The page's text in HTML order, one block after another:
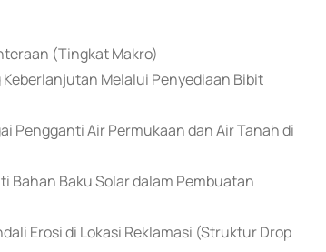
(Tingkat Makro)
Melalui Penyediaan Bibit
Pengganti Air Permukaan dan Air Tanah di
Bahan Baku Solar dalam Pembuatan
Erosi di Lokasi Reklamasi (Struktur Drop